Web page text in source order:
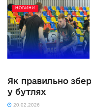
НОВИНИ
Як правильно
у бутлях
20.02.2026